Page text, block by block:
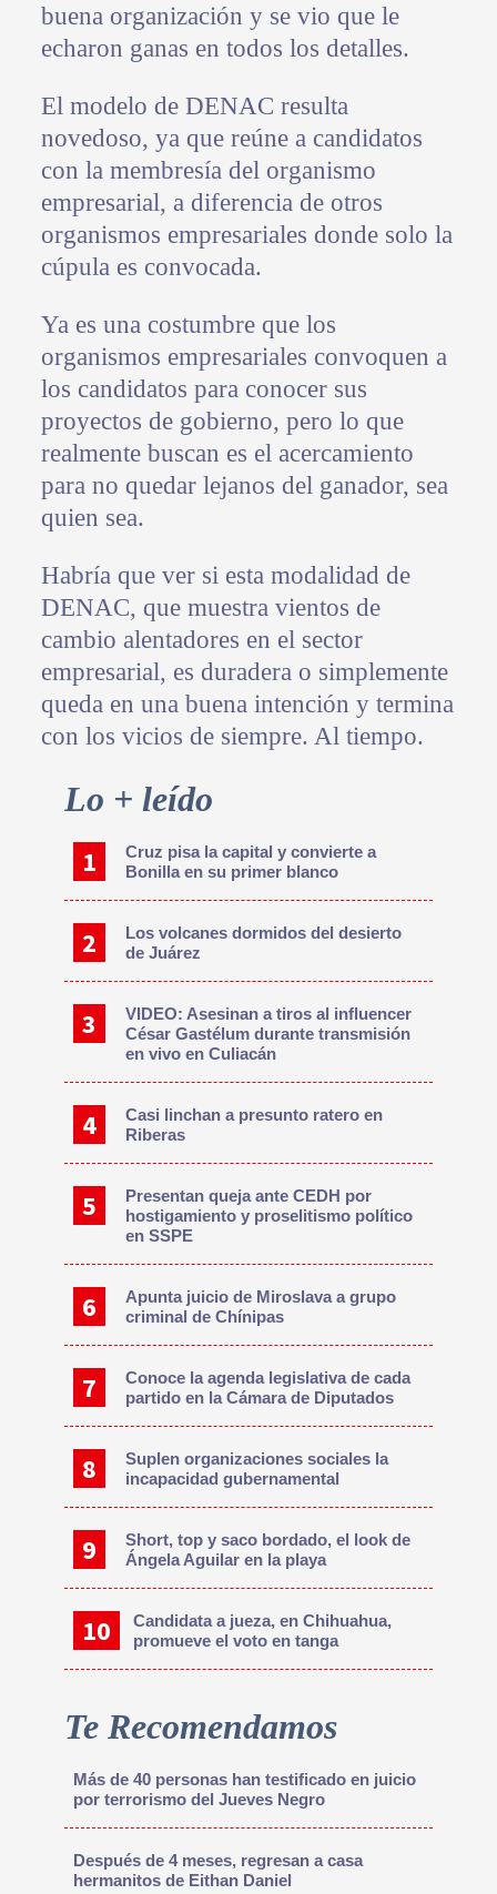
buena organización y se vio que le
echaron ganas en todos los detalles.
El modelo de DENAC resulta
novedoso, ya que reúne a candidatos
con la membresía del organismo
empresarial, a diferencia de otros
organismos empresariales donde solo la
cúpula es convocada.
Ya es una costumbre que los
organismos empresariales convoquen a
los candidatos para conocer sus
proyectos de gobierno, pero lo que
realmente buscan es el acercamiento
para no quedar lejanos del ganador, sea
quien sea.
Habría que ver si esta modalidad de
DENAC, que muestra vientos de
cambio alentadores en el sector
empresarial, es duradera o simplemente
queda en una buena intención y termina
con los vicios de siempre. Al tiempo.
Primary
Sidebar
Lo + leído
Cruz pisa la capital y convierte a
Bonilla en su primer blanco
Los volcanes dormidos del desierto
de Juárez
VIDEO: Asesinan a tiros al influencer
César Gastélum durante transmisión
en vivo en Culiacán
Casi linchan a presunto ratero en
Riberas
Presentan queja ante CEDH por
hostigamiento y proselitismo político
en SSPE
Apunta juicio de Miroslava a grupo
criminal de Chínipas
Conoce la agenda legislativa de cada
partido en la Cámara de Diputados
Suplen organizaciones sociales la
incapacidad gubernamental
Short, top y saco bordado, el look de
Ángela Aguilar en la playa
Candidata a jueza, en Chihuahua,
promueve el voto en tanga
Te Recomendamos
Más de 40 personas han testificado en juicio
por terrorismo del Jueves Negro
Después de 4 meses, regresan a casa
hermanitos de Eithan Daniel